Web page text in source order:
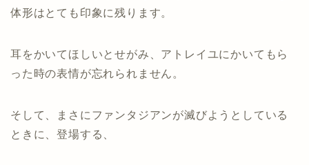
体形はとても印象に残ります。
耳をかいてほしいとせがみ、アトレイユにかいてもら
った時の表情が忘れられません。
そして、まさにファンタジアンが滅びようとしている
ときに、登場する、